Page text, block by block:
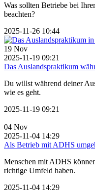
Was sollten Betriebe bei
beachten?
2025-11-26 10:44
19 Nov
2025-11-19 09:21
Das Auslandspraktikum
Du willst während deiner
wie es geht.
2025-11-19 09:21
04 Nov
2025-11-04 14:29
Als Betrieb mit ADHS
Menschen mit ADHS
richtige Umfeld haben.
2025-11-04 14:29